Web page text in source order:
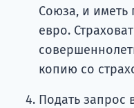
Союза, и иметь
евро.
копию со
Подать запрос